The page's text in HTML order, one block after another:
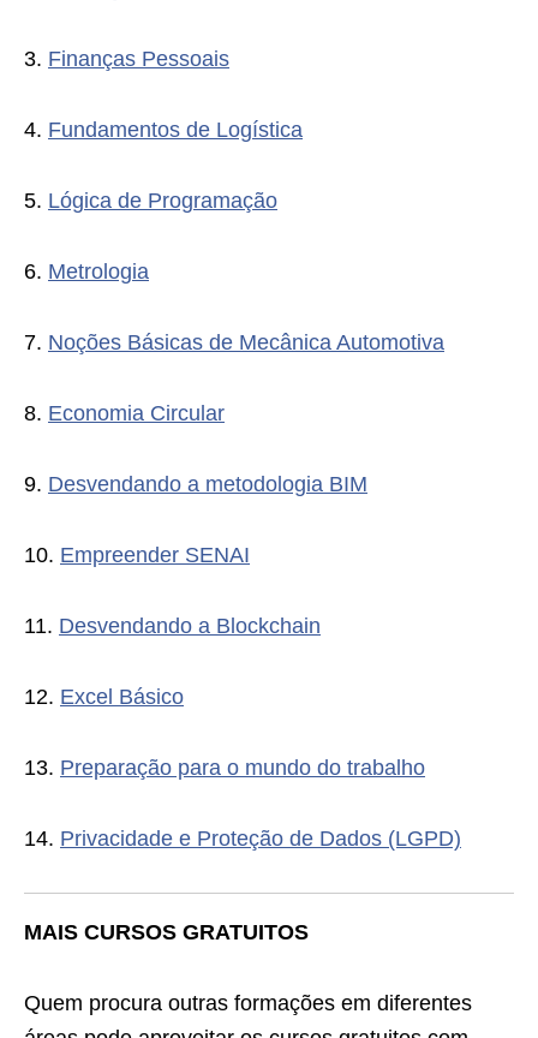
3. Finanças Pessoais
4. Fundamentos de Logística
5. Lógica de Programação
6. Metrologia
7. Noções Básicas de Mecânica Automotiva
8. Economia Circular
9. Desvendando a metodologia BIM
10. Empreender SENAI
11. Desvendando a Blockchain
12. Excel Básico
13. Preparação para o mundo do trabalho
14. Privacidade e Proteção de Dados (LGPD)
MAIS CURSOS GRATUITOS
Quem procura outras formações em diferentes